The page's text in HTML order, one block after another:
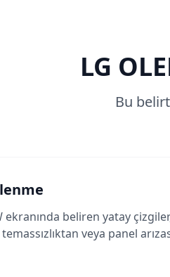
LG
Bu
ekranında beliren yatay
veya panel